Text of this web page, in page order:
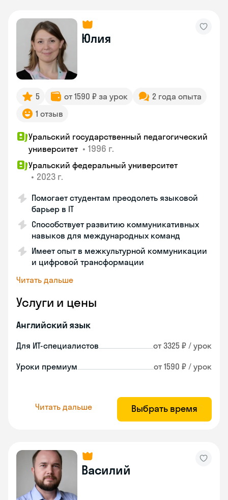
Юлия
5 от 1590 ₽ за урок
2 года опыта
1 отзыв
Уральский государственный педагогический
университет • 1996 г.
Уральский федеральный университет
• 2023 г.
Помогает студентам преодолеть языковой
барьер в IT
Способствует развитию коммуникативных
навыков для международных команд
Имеет опыт в межкультурной коммуникации
и цифровой трансформации
Читать дальше
Услуги и цены
Английский язык
Для ИТ-специалистов от 3325 ₽ / урок
Уроки премиум от 1590 ₽ / урок
Читать дальше Выбрать время
Василий